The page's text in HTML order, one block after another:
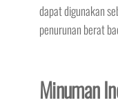
dapat digunakan
penurunan berat
Minuman